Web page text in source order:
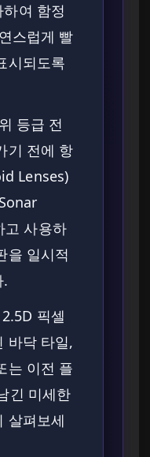
여 함정
스럽게 빨
시되도록
등급 전
기 전에 항
Lenses)
고 사용하
을 일시적
.
2.5D 픽셀
바닥 타일,
는 이전 플
긴 미세한
살펴보세